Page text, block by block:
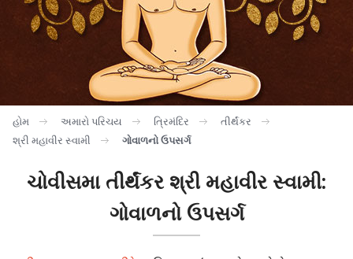
હોમ અમારો પરિચય ત્રિમંદિર
તીર્થંકર
શ્રી મહાવીર સ્વામી
ગોવાળનો ઉપસર્ગ
ચોવીસમા તીર્થંકર શ્રી મહાવીર સ્વામી:
ગોવાળનો ઉપસર્ગ